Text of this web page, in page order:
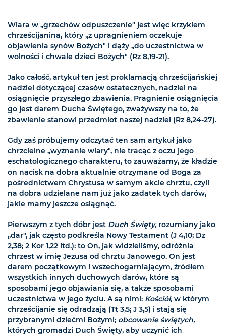
Wiara w „grzechów odpuszczenie" jest więc krzykiem
chrześcijanina, który „z upragnieniem oczekuje
objawienia synów Bożych" i dąży „do uczestnictwa w
wolności i chwale dzieci Bożych" (Rz 8,19-21).
Jako całość, artykuł ten jest proklamacją chrześcijańskiej
nadziei dotyczącej czasów ostatecznych, nadziei na
osiągnięcie przyszłego zbawienia. Pragnienie osiągnięcia
go jest darem Ducha Świętego, zważywszy na to, że
zbawienie stanowi przedmiot naszej nadziei (Rz 8,24-27).
Gdy zaś próbujemy odczytać ten sam artykuł jako
chrzcielne „wyznanie wiary", nie tracąc z oczu jego
eschatologicznego charakteru, to zauważamy, że kładzie
on nacisk na dobra aktualnie otrzymane od Boga za
pośrednictwem Chrystusa w samym akcie chrztu, czyli
na dobra udzielane nam już jako zadatek tych darów,
jakie mamy jeszcze osiągnąć.
Pierwszym z tych dóbr jest Duch Święty, rozumiany jako
„dar", jak często podkreśla Nowy Testament (J 4,10; Dz
2,38; 2 Kor 1,22 itd.): to On, jak widzieliśmy, odróżnia
chrzest w imię Jezusa od chrztu Janowego. On jest
darem początkowym i wszechogarniającym, źródłem
wszystkich innych duchowych darów, które są
sposobami jego objawiania się, a także sposobami
uczestnictwa w jego życiu. A są nimi: Kościół,w którym
chrześcijanie się odradzają (Tt 3,5; J 3,5) i stają się
przybranymi dziećmi Bożymi; obcowanie świętych,
których gromadzi Duch Święty, aby uczynić ich